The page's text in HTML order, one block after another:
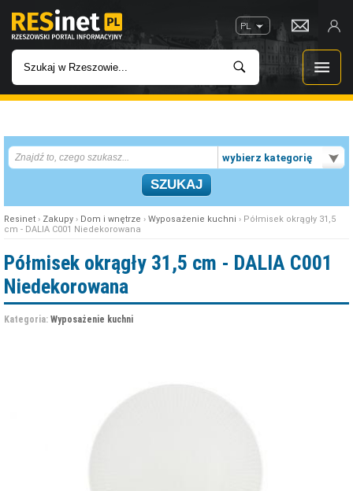
PL
INWESTYCJE
IMPREZY
W KINACH
wybierz kategorię
Resinet › Zakupy › Dom i wnętrze › Wyposażenie kuchni › Półmisek okrągły 31,5
cm - DALIA C001 Niedekorowana
Półmisek okrągły 31,5 cm - DALIA C001
Niedekorowana
Kategoria: Wyposażenie kuchni